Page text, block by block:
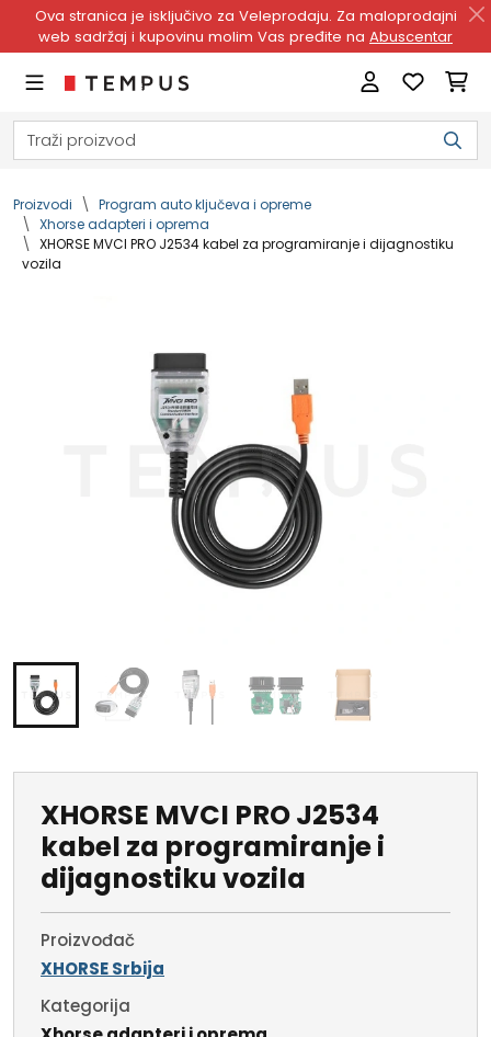
Ova stranica je isključivo za Veleprodaju. Za maloprodajni
web sadržaj i kupovinu molim Vas pređite na Abuscentar
Proizvodi
Program auto ključeva i opreme
Xhorse adapteri i oprema
XHORSE MVCI PRO J2534 kabel za programiranje i dijagnostiku
vozila
XHORSE MVCI PRO J2534
kabel za programiranje i
dijagnostiku vozila
Proizvođač
XHORSE Srbija
Kategorija